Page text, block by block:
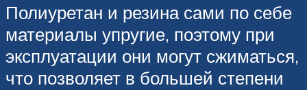
Полиуретан и резина сами по себе
материалы упругие, поэтому при
эксплуатации они могут сжиматься,
что позволяет в большей степени